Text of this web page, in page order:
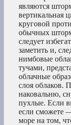
являются
вертикальная
круговой
обычных
следует
заметить и,
нимбовые
тучами,
облачные
слоя облаков.
наковальню,
пухлые. Если
если сможете
море на том,